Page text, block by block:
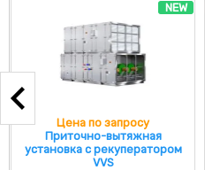
NEW
Цена по запросу
Приточно-вытяжная
установка с рекуператором
VVS